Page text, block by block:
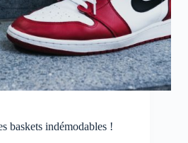
baskets indémodables !